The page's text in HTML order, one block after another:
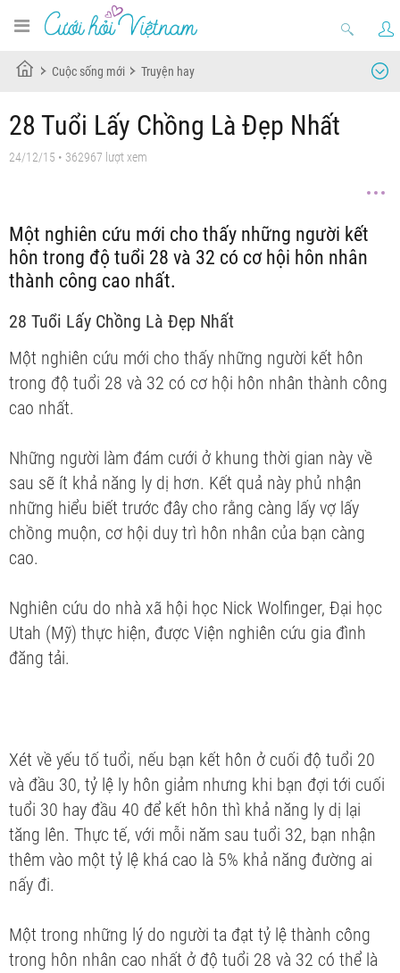
Cuộc sống mới Truyện hay
28 Tuổi Lấy Chồng Là Đẹp Nhất
24/12/15 • 362967 lượt xem
Một nghiên cứu mới cho thấy những người kết
hôn trong độ tuổi 28 và 32 có cơ hội hôn nhân
thành công cao nhất.
28 Tuổi Lấy Chồng Là Đẹp Nhất
Một nghiên cứu mới cho thấy những người kết hôn
trong độ tuổi 28 và 32 có cơ hội hôn nhân thành công
cao nhất.
Những người làm đám cưới ở khung thời gian này về
sau sẽ ít khả năng ly dị hơn. Kết quả này phủ nhận
những hiểu biết trước đây cho rằng càng lấy vợ lấy
chồng muộn, cơ hội duy trì hôn nhân của bạn càng
cao.
Nghiên cứu do nhà xã hội học Nick Wolfinger, Đại học
Utah (Mỹ) thực hiện, được Viện nghiên cứu gia đình
đăng tải.
Xét về yếu tố tuổi, nếu bạn kết hôn ở cuối độ tuổi 20
và đầu 30, tỷ lệ ly hôn giảm nhưng khi bạn đợi tới cuối
tuổi 30 hay đầu 40 để kết hôn thì khả năng ly dị lại
tăng lên. Thực tế, với mỗi năm sau tuổi 32, bạn nhận
thêm vào một tỷ lệ khá cao là 5% khả năng đường ai
nấy đi.
Một trong những lý do người ta đạt tỷ lệ thành công
trong hôn nhân cao nhất ở độ tuổi 28 và 32 có thể là